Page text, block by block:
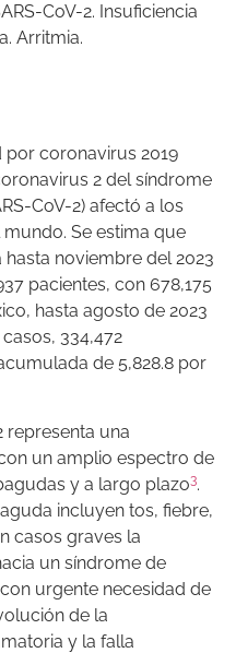
CoV-2. Insuficiencia
Arritmia.
por coronavirus 2019
2 del síndrome
CoV-2) afectó a los
Se estima que
noviembre del 2023
pacientes, con 678,175
hasta agosto de 2023
334,472
de 5,828.8 por
representa una
un amplio espectro de
y a largo plazo3.
incluyen tos, fiebre,
casos graves la
un síndrome de
urgente necesidad de
de la
y la falla